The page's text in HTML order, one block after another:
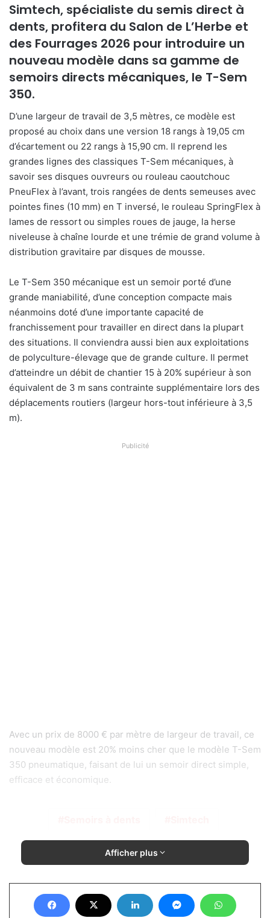
Simtech, spécialiste du semis direct à
dents, profitera du Salon de L’Herbe et
des Fourrages 2026 pour introduire un
nouveau modèle dans sa gamme de
semoirs directs mécaniques, le T-Sem
350.
D’une largeur de travail de 3,5 mètres, ce modèle est
proposé au choix dans une version 18 rangs à 19,05 cm
d’écartement ou 22 rangs à 15,90 cm. Il reprend les
grandes lignes des classiques T-Sem mécaniques, à
savoir ses disques ouvreurs ou rouleau caoutchouc
PneuFlex à l’avant, trois rangées de dents semeuses avec
pointes fines (10 mm) en T inversé, le rouleau SpringFlex à
lames de ressort ou simples roues de jauge, la herse
niveleuse à chaîne lourde et une trémie de grand volume à
distribution gravitaire par disques de mousse.
Le T-Sem 350 mécanique est un semoir porté d’une
grande maniabilité, d’une conception compacte mais
néanmoins doté d’une importante capacité de
franchissement pour travailler en direct dans la plupart
des situations. Il conviendra aussi bien aux exploitations
de polyculture-élevage que de grande culture. Il permet
d’atteindre un débit de chantier 15 à 20% supérieur à son
équivalent de 3 m sans contrainte supplémentaire lors des
déplacements routiers (largeur hors-tout inférieure à 3,5
m).
Publicité
Avec un prix de 8000 € par mètre de largeur de travail, ce
nouveau modèle est 20% moins cher que le modèle T-Sem
350 pneumatique, faisant de lui un semoir direct simple,
efficace et économique.
Afficher plus